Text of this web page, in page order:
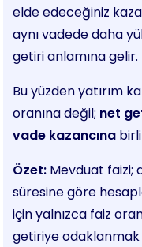
elde edeceğiniz
aynı vadede daha
getiri anlamına gelir.
Bu yüzden yatırım
oranına değil; net
vade kazancına
Özet: Mevduat faizi;
süresine göre
için yalnızca faiz
getiriye odaklanmak